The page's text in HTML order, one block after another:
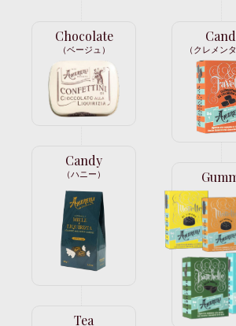
Chocolate
（ベージュ）
Candy
（ハニー）
Tea
（クレメン